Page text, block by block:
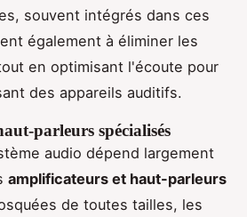
souvent intégrés dans ces
également à éliminer les
en optimisant l'écoute pour
des appareils auditifs.
parleurs spécialisés
audio dépend largement
amplificateurs et haut-parleurs
de toutes tailles, les